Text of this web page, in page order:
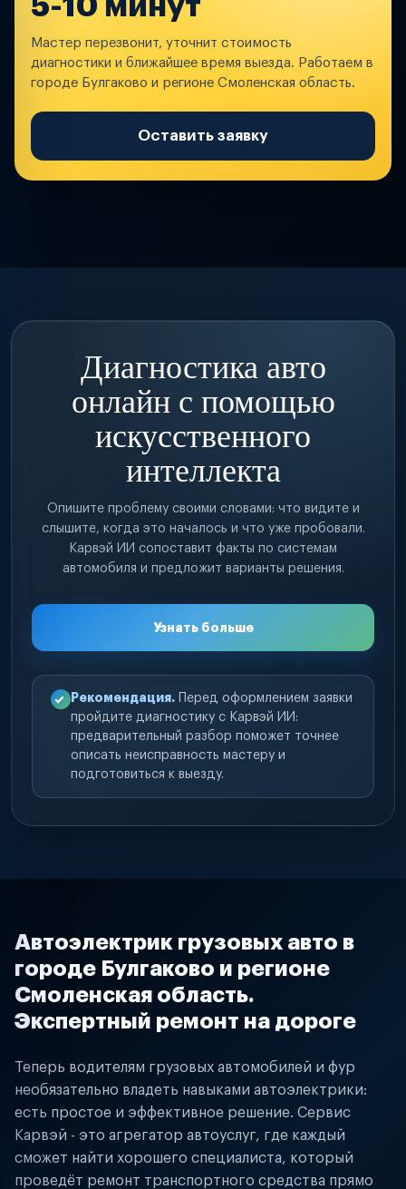
5-10 минут
Мастер перезвонит, уточнит стоимость
диагностики и ближайшее время выезда. Работаем в
городе Булгаково и регионе Смоленская область.
Оставить заявку
Диагностика авто
онлайн с помощью
искусственного
интеллекта
Опишите проблему своими словами: что видите и
слышите, когда это началось и что уже пробовали.
Карвэй ИИ сопоставит факты по системам
автомобиля и предложит варианты решения.
Узнать больше
Рекомендация. Перед оформлением заявки
пройдите диагностику с Карвэй ИИ:
предварительный разбор поможет точнее
описать неисправность мастеру и
подготовиться к выезду.
Автоэлектрик грузовых авто в
городе Булгаково и регионе
Смоленская область.
Экспертный ремонт на дороге
Теперь водителям грузовых автомобилей и фур
необязательно владеть навыками автоэлектрики:
есть простое и эффективное решение. Сервис
Карвэй - это агрегатор автоуслуг, где каждый
сможет найти хорошего специалиста, который
проведёт ремонт транспортного средства прямо